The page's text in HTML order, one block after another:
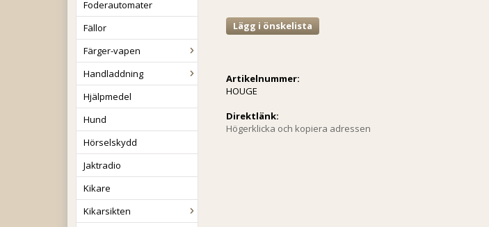
Foderautomater
Fällor
Färger-vapen
Handladdning
Hjälpmedel
Hund
Hörselskydd
Jaktradio
Kikare
Kikarsikten
Lägg i önskelista
Artikelnummer:
HOUGE
Direktlänk:
Högerklicka och kopiera adressen